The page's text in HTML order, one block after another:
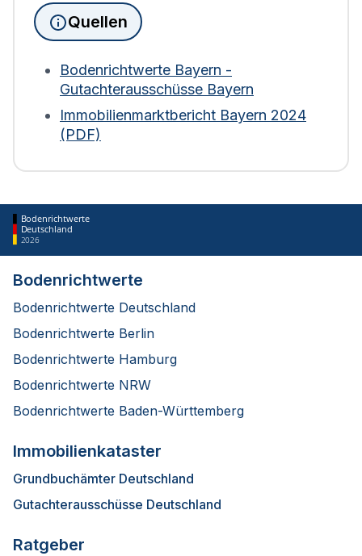
das Grundstücksfläche und Gebäudefläche
(sowie Nutzung) zur Berechnung heranzieht.
der Immobilie fließen ein. Bei Wohngebäuden wird
die Fläche zudem mit einem Abschlag von 30 %
bewertet. Diese Regelung gilt für die Berechnung
ab 2025.
Quellen
Bodenrichtwerte Bayern -
Gutachterausschüsse Bayern
Immobilienmarktbericht Bayern 2024
(PDF)
Bodenrichtwerte
Deutschland
2026
Bodenrichtwerte
Bodenrichtwerte Deutschland
Bodenrichtwerte Berlin
Bodenrichtwerte Hamburg
Bodenrichtwerte NRW
Bodenrichtwerte Baden-Württemberg
Immobilienkataster
Grundbuchämter Deutschland
Gutachterausschüsse Deutschland
Ratgeber